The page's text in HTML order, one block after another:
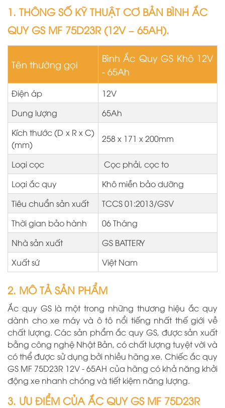
1. THÔNG SỐ KỸ THUẬT CƠ BẢN BÌNH ẮC
QUY GS MF 75D23R (12V – 65AH).
Tên thường gọi
Bình Ắc Quy GS Khô 12V
- 65Ah
Điện áp
12V
Dung lượng
65Ah
Kích thước (D x R x C)
(mm)
258 x 171 x 200mm
Loại cọc
Cọc phải, cọc to
Loại ắc quy
Khô miễn bảo dưỡng
Tiêu chuẩn sản xuất
TCCS 01:2013/GSV
Thời gian bảo hành
06 Tháng
Nhà sản xuất
GS BATTERY
Xuất sứ
Việt Nam
2. MÔ TẢ SẢN PHẨM
Ắc quy GS là một trong những thương hiệu ắc quy
dành cho xe máy và ô tô nổi tiếng nhất thế giới về
chất lượng. Các sản phẩm ắc quy GS, được sản xuất
bằng công nghệ Nhật Bản, có chất lượng tuyệt vời và
có thể được sử dụng bởi nhiều hãng xe. Chiếc ắc quy
GS MF 75D23R 12V - 65AH của hãng có khả năng khởi
động xe nhanh chóng và tiết kiệm năng lượng.
3. ƯU ĐIỂM CỦA ẮC QUY GS MF 75D23R